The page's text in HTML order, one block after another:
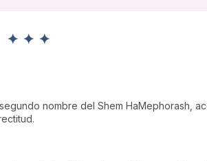
✦ ✦ ✦
nombre del Shem HaMephorash,